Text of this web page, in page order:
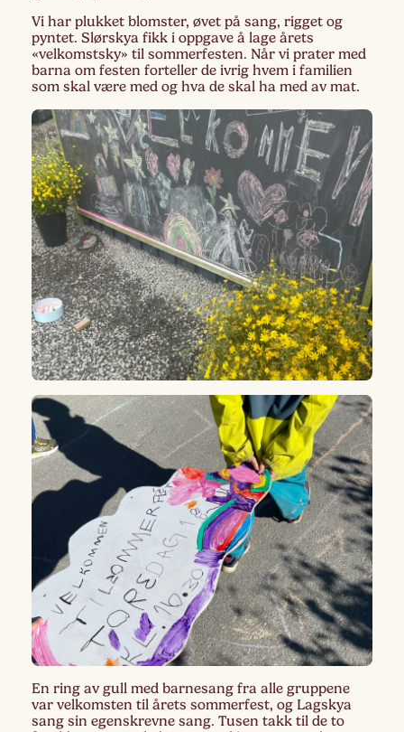
Vi har plukket blomster, øvet på sang, rigget og
pyntet. Slørskya fikk i oppgave å lage årets
«velkomstsky» til sommerfesten. Når vi prater med
barna om festen forteller de ivrig hvem i familien
som skal være med og hva de skal ha med av mat.
En ring av gull med barnesang fra alle gruppene
var velkomsten til årets sommerfest, og Lagskya
sang sin egenskrevne sang. Tusen takk til de to